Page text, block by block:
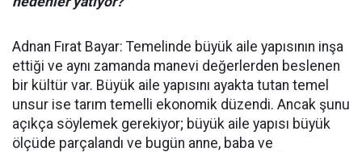
Adnan Fırat Bayar: Temelinde büyük aile yapısının inşa
ettiği ve aynı zamanda manevi değerlerden beslenen
bir kültür var. Büyük aile yapısını ayakta tutan temel
unsur ise tarım temelli ekonomik düzendi. Ancak şunu
açıkça söylemek gerekiyor; büyük aile yapısı büyük
ölçüde parçalandı ve bugün anne, baba ve